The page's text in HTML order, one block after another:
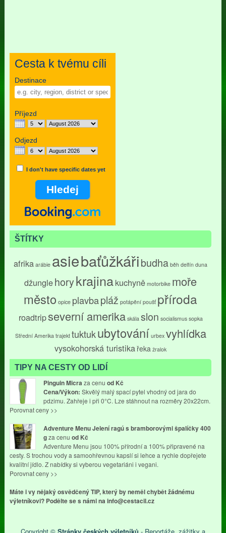
Cesta k tvému cíli
Destinace
Příjezd
Odjezd
I don't have specific dates yet
ŠTÍTKY
afrika arábie asiebaťůžkářibudha běh delfín duna
džunglehorykrajinakuchyně motorbike moře
město opice plavbapláž potápění poušť příroda
roadtripseverní amerika skála slon socialismus sopka
Střední Amerika trajekt tuktukubytování urbex vyhlídka
vysokohorská turistikařeka žralok
TIPY NA CESTY OD LIDÍ
Pinguin Micraza cenu od Kč
Cena/Výkon: Skvělý malý spací pytel vhodný od jara do
pdzimu. Zahřeje i při 0°C. Lze stáhnout na rozměry 20x22cm.
Porovnat ceny >>
Adventure Menu Jelení ragú s bramborovými špalíčky 400
gza cenu od Kč
Adventure Menu jsou 100% přírodní a 100% připravené na
cesty. S trochou vody a samoohřevnou kapslí si lehce a rychle dopřejete
kvalitní jídlo. Z nabídky si vyberou vegetariáni i vegani.
Porovnat ceny >>
Máte i vy nějaký osvědčený TIP, který by neměl chybět žádnému
výletníkovi? Podělte se s námi na info@cestacil.cz